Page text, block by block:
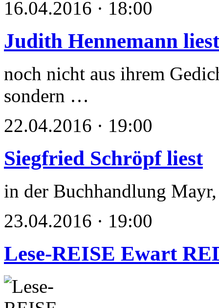
16.04.2016 · 18:00
Judith Hennemann liest
noch nicht aus ihrem
sondern …
22.04.2016 · 19:00
Siegfried Schröpf liest
in der Buchhandlung
23.04.2016 · 19:00
Lese-REISE Ewart